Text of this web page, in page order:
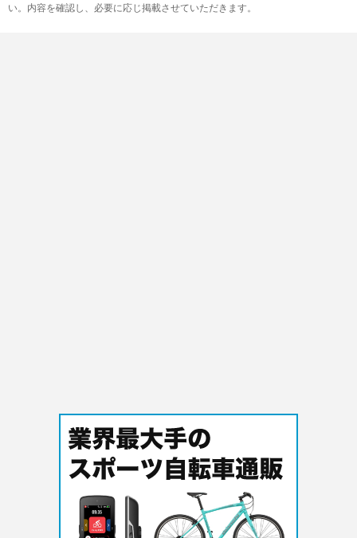
い。内容を確認し、必要に応じ掲載させていただきます。